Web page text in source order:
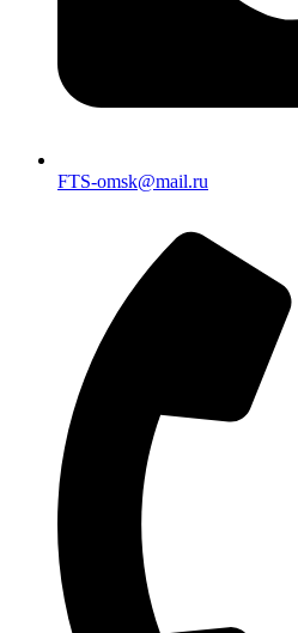
FTS-omsk@mail.ru